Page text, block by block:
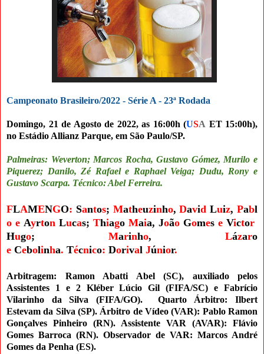
Campeonato Brasileiro/2022 - Série A - 23ª Rodada
Domingo, 21 de Agosto de 2022, as 16:00h (USA ET 15:00h),
no Estádio Allianz Parque, em São Paulo/SP.
Palmeiras: Weverton; Marcos Rocha, Gustavo Gómez, Murilo e
Piquerez; Danilo, Zé Rafael e Raphael Veiga; Dudu, Rony e
Gustavo Scarpa. Técnico: Abel Ferreira.
FLAMENGO: Santos; Matheuzinho,DavidLuiz,Pabl
o e Ayrton Lucas; Thiago Maia, João Gomes e Victor
Hugo; Marinho, Lázaro
e Cebolinha. Técnico: Dorival Júnior.
Arbitragem: Ramon Abatti Abel (SC), auxiliado pelos
Assistentes 1 e 2 Kléber Lúcio Gil(FIFA/SC) e Fabrício
Vilarinho da Silva (FIFA/GO).
Quarto Árbitro: Ilbert
Estevam da Silva (SP). Árbitro de Vídeo (VAR): Pablo Ramon
Gonçalves Pinheiro (RN). Assistente VAR (AVAR): Flávio
Gomes Barroca (RN). Observador de VAR: Marcos André
Gomes da Penha (ES).